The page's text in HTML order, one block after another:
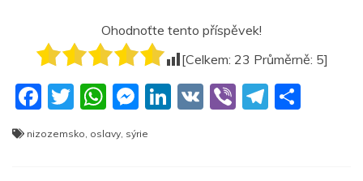
Ohodnoťte tento příspěvek!
[Celkem: 23 Průměrně: 5]
F
c
T
w
itt
W
at
M
e
ss
Li V
Vi T
nizozemsko oslavy sýrie